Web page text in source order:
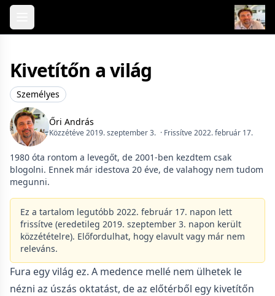
Skip to content
Kivetítőn a világ
Személyes
Őri András
Közzétéve 2019. szeptember 3. · Frissítve 2022. február 17.
1980 óta rontom a levegőt, de 2001-ben kezdtem csak
blogolni. Ennek már idestova 20 éve, de valahogy nem tudom
megunni.
Ez a tartalom legutóbb 2022. február 17. napon lett
frissítve (eredetileg 2019. szeptember 3. napon került
közzétételre). Előfordulhat, hogy elavult vagy már nem
releváns.
Fura egy világ ez. A medence mellé nem ülhetek le
nézni az úszás oktatást, de az előtérből egy kivetítőn